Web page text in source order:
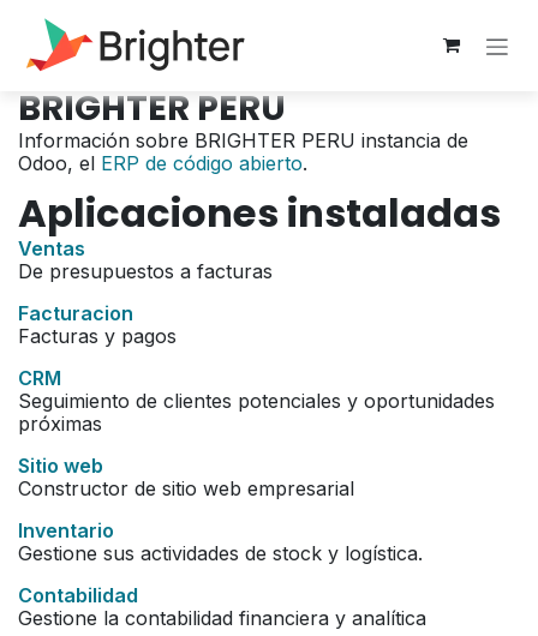
Ir al contenido
BRIGHTER PERU
Información sobre BRIGHTER PERU instancia de
Odoo, el ERP de código abierto.
Aplicaciones instaladas
Ventas
De presupuestos a facturas
Facturacion
Facturas y pagos
CRM
Seguimiento de clientes potenciales y oportunidades
próximas
Sitio web
Constructor de sitio web empresarial
Inventario
Gestione sus actividades de stock y logística.
Contabilidad
Gestione la contabilidad financiera y analítica